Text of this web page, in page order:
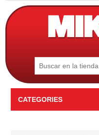
CATEGORIES